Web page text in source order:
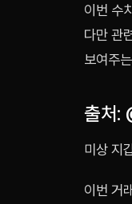
이번 수
다만 관
보여주
출처:
미상 지
이번 거